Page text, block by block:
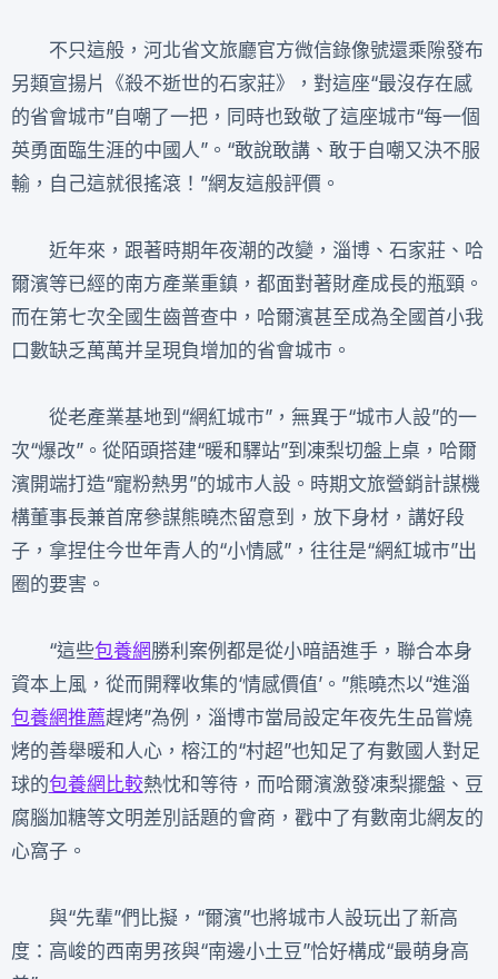
不只這般，河北省文旅廳官方微信錄像號還乘隙發布
另類宣揚片《殺不逝世的石家莊》，對這座“最沒存在感
的省會城市”自嘲了一把，同時也致敬了這座城市“每一個
英勇面臨生涯的中國人”。“敢說敢講、敢于自嘲又決不服
輸，自己這就很搖滾！”網友這般評價。
近年來，跟著時期年夜潮的改變，淄博、石家莊、哈
爾濱等已經的南方產業重鎮，都面對著財產成長的瓶頸。
而在第七次全國生齒普查中，哈爾濱甚至成為全國首小我
口數缺乏萬萬并呈現負增加的省會城市。
從老產業基地到“網紅城市”，無異于“城市人設”的一
次“爆改”。從陌頭搭建“暖和驛站”到凍梨切盤上桌，哈爾
濱開端打造“寵粉熱男”的城市人設。時期文旅營銷計謀機
構董事長兼首席參謀熊曉杰留意到，放下身材，講好段
子，拿捏住今世年青人的“小情感”，往往是“網紅城市”出
圈的要害。
“這些包養網勝利案例都是從小暗語進手，聯合本身
資本上風，從而開釋收集的‘情感價值’。”熊曉杰以“進淄
包養網推薦趕烤”為例，淄博市當局設定年夜先生品嘗燒
烤的善舉暖和人心，榕江的“村超”也知足了有數國人對足
球的包養網比較熱忱和等待，而哈爾濱激發凍梨擺盤、豆
腐腦加糖等文明差別話題的會商，戳中了有數南北網友的
心窩子。
與“先輩”們比擬，“爾濱”也將城市人設玩出了新高
度：高峻的西南男孩與“南邊小土豆”恰好構成“最萌身高